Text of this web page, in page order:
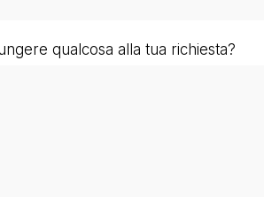
qualcosa alla tua richiesta?